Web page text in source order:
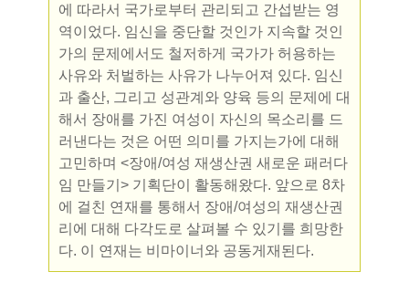
에 따라서 국가로부터 관리되고 간섭받는 영
역이었다. 임신을 중단할 것인가 지속할 것인
가의 문제에서도 철저하게 국가가 허용하는
사유와 처벌하는 사유가 나누어져 있다. 임신
과 출산, 그리고 성관계와 양육 등의 문제에 대
해서 장애를 가진 여성이 자신의 목소리를 드
러낸다는 것은 어떤 의미를 가지는가에 대해
고민하며 <장애/여성 재생산권 새로운 패러다
임 만들기> 기획단이 활동해왔다. 앞으로 8차
에 걸친 연재를 통해서 장애/여성의 재생산권
리에 대해 다각도로 살펴볼 수 있기를 희망한
다. 이 연재는 비마이너와 공동게재된다.